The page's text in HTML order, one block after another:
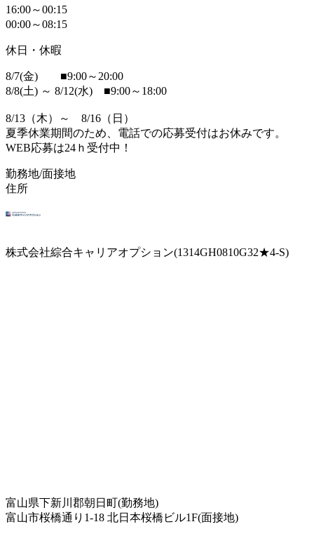
16:00～00:15
00:00～08:15
休日・休暇
8/7(金) ■9:00～20:00
8/8(土) ～ 8/12(水) ■9:00～18:00
8/13（木）～ 8/16（日）
夏季休業期間のため、電話での応募受付はお休みです。
WEB応募は24ｈ受付中！
勤務地/面接地
住所
株式会社綜合キャリアオプション(1314GH0810G32★4-S)
富山県下新川郡朝日町(勤務地)
富山市桜橋通り1-18 北日本桜橋ビル1F(面接地)